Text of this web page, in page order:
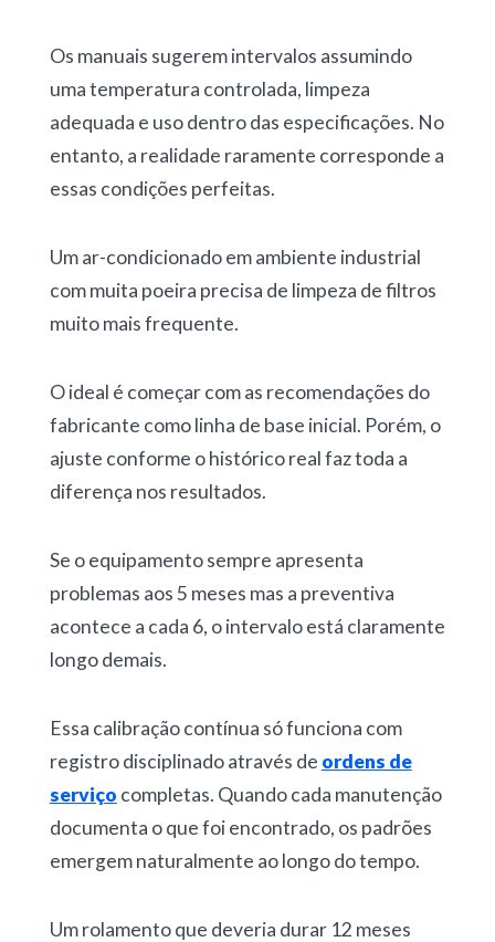
Os manuais sugerem intervalos assumindo
uma temperatura controlada, limpeza
adequada e uso dentro das especificações. No
entanto, a realidade raramente corresponde a
essas condições perfeitas.
Um ar-condicionado em ambiente industrial
com muita poeira precisa de limpeza de filtros
muito mais frequente.
O ideal é começar com as recomendações do
fabricante como linha de base inicial. Porém, o
ajuste conforme o históricoreal faz toda a
diferença nos resultados.
Se o equipamento sempre apresenta
problemas aos 5 meses mas a preventiva
acontece a cada 6, o intervalo está claramente
longo demais.
Essa calibração contínua só funciona com
registro disciplinado através de ordens de
serviço completas. Quando cada manutenção
documenta o que foi encontrado, os padrões
emergem naturalmente ao longo do tempo.
Um rolamento que deveria durar 12 meses